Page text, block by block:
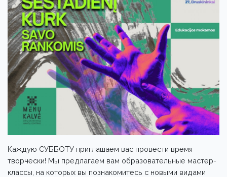
Каждую СУББОТУ приглашаем вас провести время
творчески! Мы предлагаем вам образовательные мастер-
классы, на которых вы познакомитесь с новыми видами